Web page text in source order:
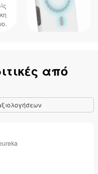
από